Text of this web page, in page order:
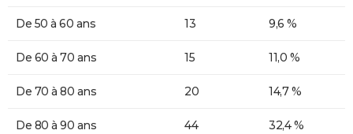
De 50 à 60 ans 13 9,6 %
De 60 à 70 ans 15 11,0 %
De 70 à 80 ans 20 14,7 %
De 80 à 90 ans 44 32,4 %